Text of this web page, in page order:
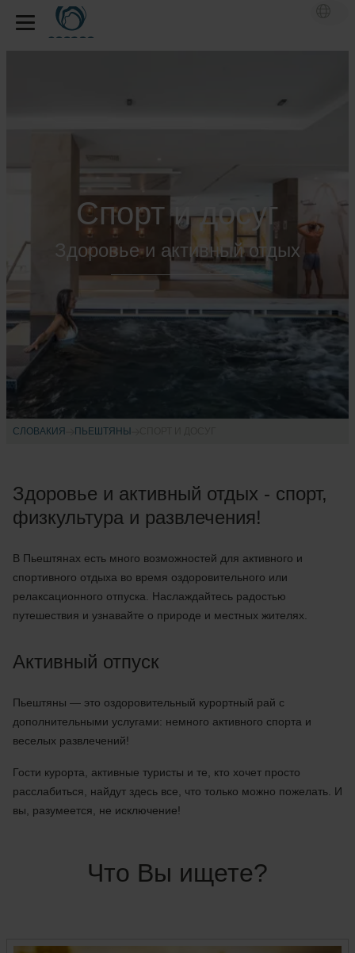
Спорт и досуг
Здоровье и активный отдых
СЛОВАКИЯ ПЬЕШТЯНЫ
Здоровье и активный отдых - спорт,
физкультура и развлечения!
В Пьештянах есть много возможностей для активного и
спортивного отдыха во время оздоровительного или
релаксационного отпуска. Наслаждайтесь радостью
путешествия и узнавайте о природе и местных жителях.
Активный отпуск
Пьештяны — это оздоровительный курортный рай с
дополнительными услугами: немного активного спорта и
веселых развлечений!
Гости курорта, активные туристы и те, кто хочет просто
расслабиться, найдут здесь все, что только можно пожелать. И
вы, разумеется, не исключение!
Что Вы ищете?